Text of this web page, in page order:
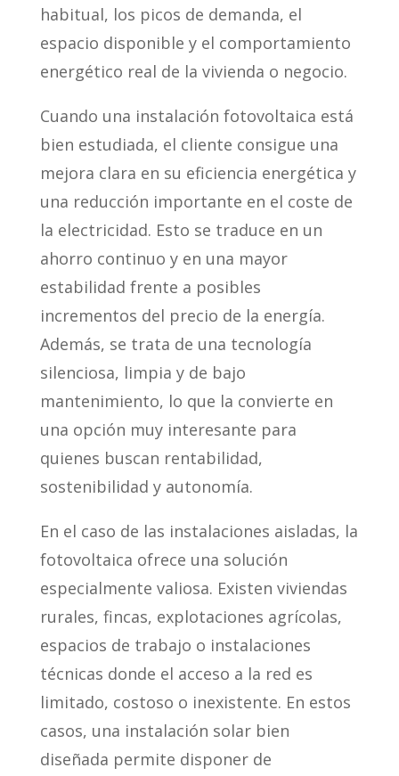
habitual, los picos de demanda, el
espacio disponible y el comportamiento
energético real de la vivienda o negocio.
Cuando una instalación fotovoltaica está
bien estudiada, el cliente consigue una
mejora clara en su eficiencia energética y
una reducción importante en el coste de
la electricidad. Esto se traduce en un
ahorro continuo y en una mayor
estabilidad frente a posibles
incrementos del precio de la energía.
Además, se trata de una tecnología
silenciosa, limpia y de bajo
mantenimiento, lo que la convierte en
una opción muy interesante para
quienes buscan rentabilidad,
sostenibilidad y autonomía.
En el caso de las instalaciones aisladas, la
fotovoltaica ofrece una solución
especialmente valiosa. Existen viviendas
rurales, fincas, explotaciones agrícolas,
espacios de trabajo o instalaciones
técnicas donde el acceso a la red es
limitado, costoso o inexistente. En estos
casos, una instalación solar bien
diseñada permite disponer de